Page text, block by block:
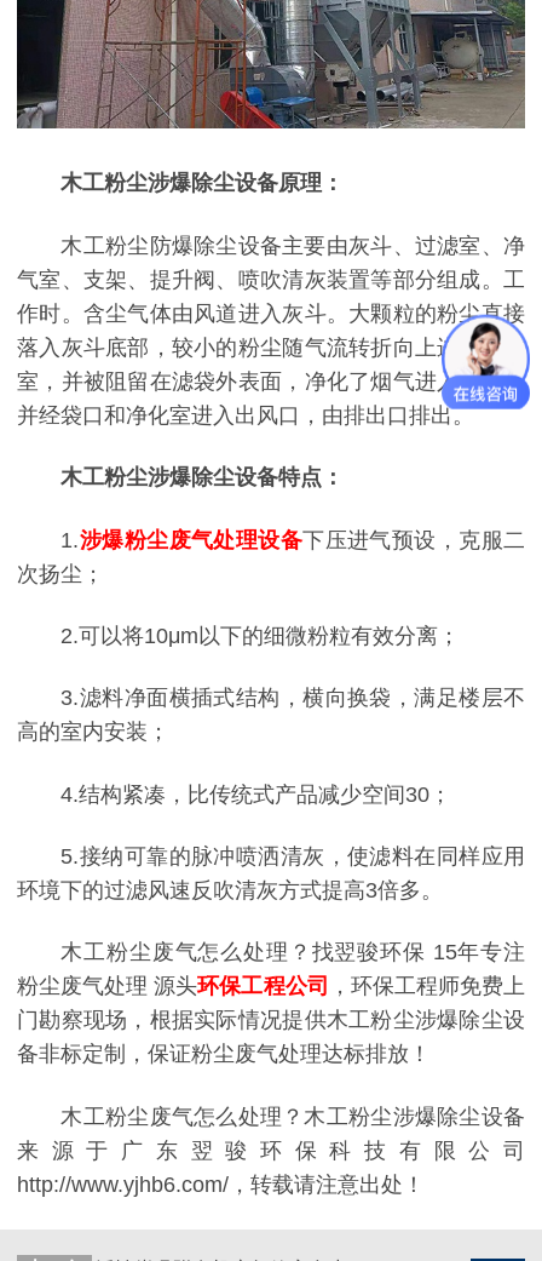
木工粉尘涉爆除尘设备原理：
木工粉尘防爆除尘设备主要由灰斗、过滤室、净
气室、支架、提升阀、喷吹清灰装置等部分组成。工
作时。含尘气体由风道进入灰斗。大颗粒的粉尘直接
落入灰斗底部，较小的粉尘随气流转折向上进入过滤
室，并被阻留在滤袋外表面，净化了烟气进入袋内，
并经袋口和净化室进入出风口，由排出口排出。
木工粉尘涉爆除尘设备特点：
1.涉爆粉尘废气处理设备下压进气预设，克服二
次扬尘；
2.可以将10μm以下的细微粉粒有效分离；
3.滤料净面横插式结构，横向换袋，满足楼层不
高的室内安装；
4.结构紧凑，比传统式产品减少空间30；
5.接纳可靠的脉冲喷洒清灰，使滤料在同样应用
环境下的过滤风速反吹清灰方式提高3倍多。
木工粉尘废气怎么处理？找翌骏环保 15年专注
粉尘废气处理 源头环保工程公司
，环保工程师免费上
门勘察现场，根据实际情况提供木工粉尘涉爆除尘设
备非标定制，保证粉尘废气处理达标排放！
木工粉尘废气怎么处理？木工粉尘涉爆除尘设备
来源于广东翌骏环保科技有限公司
http://www.yjhb6.com/，转载请注意出处！